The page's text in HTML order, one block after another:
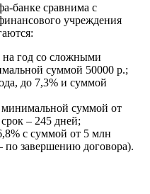
банке сравнима с
учреждения
год со сложными
суммой 50000 р.;
до 7,3% и суммой
суммой от
– 245 дней;
с суммой от 5 млн
завершению договора).